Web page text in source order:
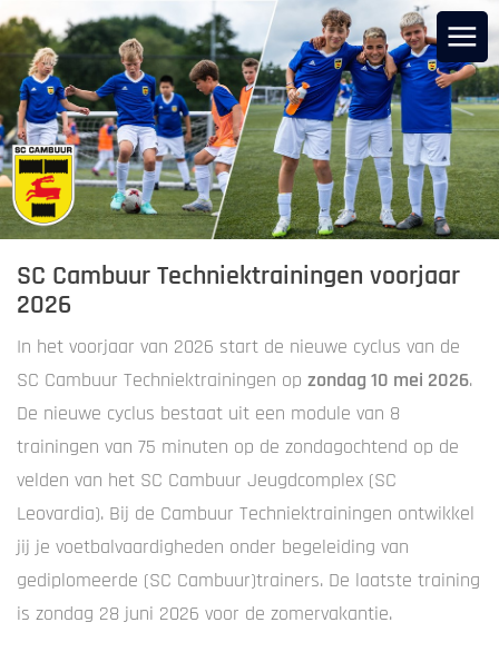
SC Cambuur Techniektrainingen voorjaar
2026
In het voorjaar van 2026 start de nieuwe cyclus van de
SC Cambuur Techniektrainingen op zondag 10 mei 2026.
De nieuwe cyclus bestaat uit een module van 8
trainingen van 75 minuten op de zondagochtend op de
velden van het SC Cambuur Jeugdcomplex (SC
Leovardia). Bij de Cambuur Techniektrainingen ontwikkel
jij je voetbalvaardigheden onder begeleiding van
gediplomeerde (SC Cambuur)trainers. De laatste training
is zondag 28 juni 2026 voor de zomervakantie.